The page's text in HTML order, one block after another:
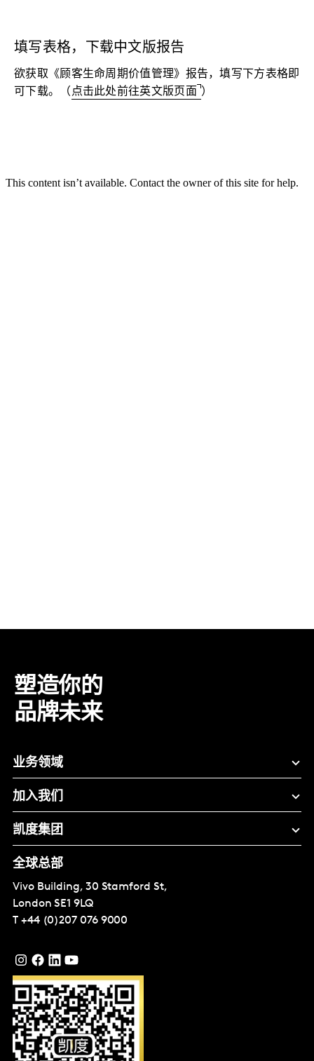
填写表格，下载中文版报告
欲获取《顾客生命周期价值管理》报告，填写下方表格即
可下载。（ 点击此处前往英文版页面 ）
塑造你的
品牌未来
业务领域
加入我们
凯度集团
全球总部
Vivo Building, 30 Stamford St,
London SE1 9LQ
T +44 (0)207 076 9000